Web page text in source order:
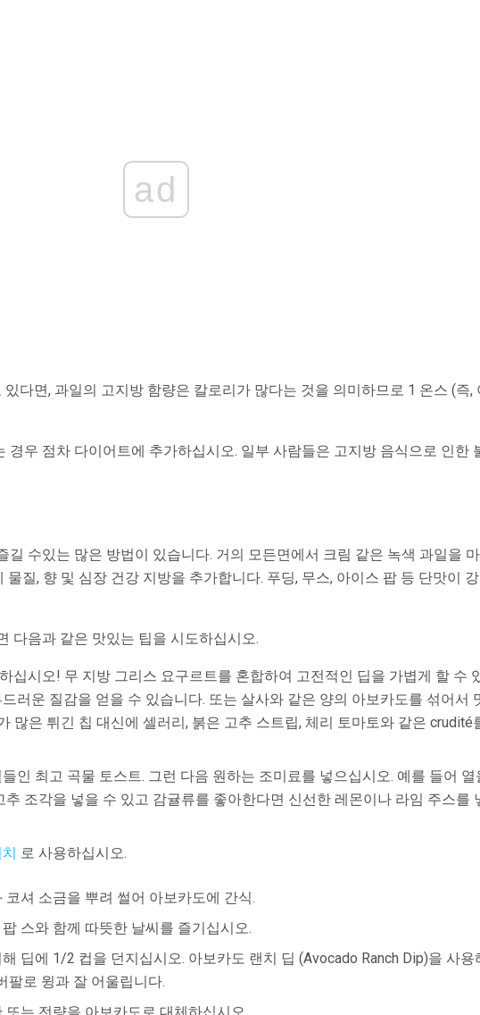
ad
다면, 과일의 고지방 함량은 칼로리가 많다는 것을 의미하므로 1 온스 (즉,
경우 점차 다이어트에 추가하십시오. 일부 사람들은 고지방 음식으로 인한
길 수있는 많은 방법이 있습니다. 거의 모든면에서 크림 같은 녹색 과일을
물질, 향 및 심장 건강 지방을 추가합니다. 푸딩, 무스, 아이스 팝 등 단맛이
다음과 같은 맛있는 팁을 시도하십시오.
십시오! 무 지방 그리스 요구르트를 혼합하여 고전적인 딥을 가볍게 할 수
러운 질감을 얻을 수 있습니다. 또는 살사와 같은 양의 아보카도를 섞어서
많은 튀긴 칩 대신에 셀러리, 붉은 고추 스트립, 체리 토마토와 같은 crudité
인 최고 곡물 토스트. 그런 다음 원하는 조미료를 넣으십시오. 예를 들어 열
조각을 넣을 수 있고 감귤류를 좋아한다면 신선한 레몬이나 라임 주스를
로 사용하십시오.
셔 소금을 뿌려 썰어 아보카도에 간식.
스와 함께 따뜻한 날씨를 즐기십시오.
딥에 1/2 컵을 던지십시오. 아보카도 랜치 딥 (Avocado Ranch Dip)을 사용
팔로 윙과 잘 어울립니다.